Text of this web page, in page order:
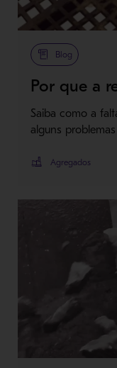
Blog
Por que a
Saiba como a
alguns
Agregados